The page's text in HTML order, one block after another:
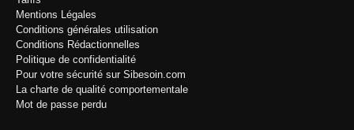
Mentions Légales
Conditions générales utilisation
Conditions Rédactionnelles
Politique de confidentialité
Pour votre sécurité sur Sibesoin.com
La charte de qualité comportementale
Mot de passe perdu